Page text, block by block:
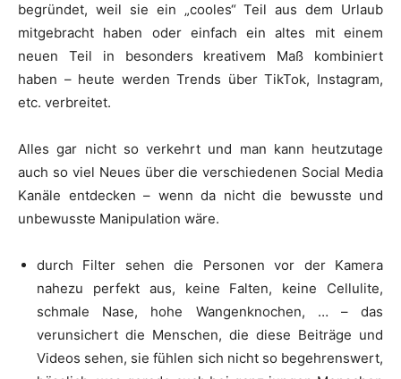
begründet, weil sie ein „cooles“ Teil aus dem Urlaub
mitgebracht haben oder einfach ein altes mit einem
neuen Teil in besonders kreativem Maß kombiniert
haben – heute werden Trends über TikTok, Instagram,
etc. verbreitet.
Alles gar nicht so verkehrt und man kann heutzutage
auch so viel Neues über die verschiedenen Social Media
Kanäle entdecken – wenn da nicht die bewusste und
unbewusste Manipulation wäre.
durch Filter sehen die Personen vor der Kamera
nahezu perfekt aus, keine Falten, keine Cellulite,
schmale Nase, hohe Wangenknochen, … – das
verunsichert die Menschen, die diese Beiträge und
Videos sehen, sie fühlen sich nicht so begehrenswert,